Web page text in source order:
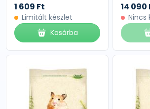
1 609 Ft
Limitált készlet
Kosárba
14 090
Nincs